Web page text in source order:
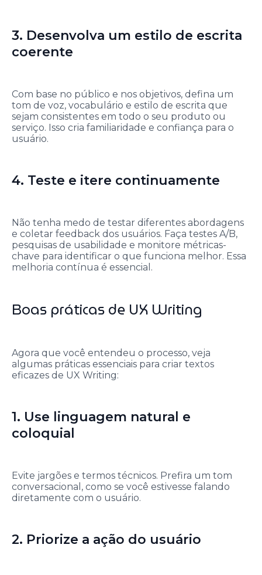
3. Desenvolva um estilo de escrita
coerente
Com base no público e nos objetivos, defina um
tom de voz, vocabulário e estilo de escrita que
sejam consistentes em todo o seu produto ou
serviço. Isso cria familiaridade e confiança para o
usuário.
4. Teste e itere continuamente
Não tenha medo de testar diferentes abordagens
e coletar feedback dos usuários. Faça testes A/B,
pesquisas de usabilidade e monitore métricas-
chave para identificar o que funciona melhor. Essa
melhoria contínua é essencial.
Boas práticas de UX Writing
Agora que você entendeu o processo, veja
algumas práticas essenciais para criar textos
eficazes de UX Writing:
1. Use linguagem natural e
coloquial
Evite jargões e termos técnicos. Prefira um tom
conversacional, como se você estivesse falando
diretamente com o usuário.
2. Priorize a ação do usuário